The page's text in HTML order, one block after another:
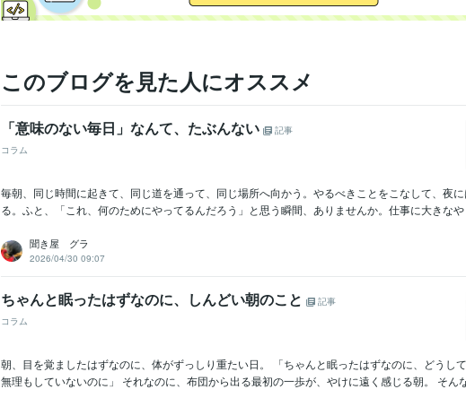
このブログを見た人にオススメ
「意味のない毎日」なんて、たぶんない
記事
コラム
毎朝、同じ時間に起きて、同じ道を通って、同じ場所へ向かう。やるべきことをこなして、夜に
る。ふと、「これ、何のためにやってるんだろう」と思う瞬間、ありませんか。仕事に大きな
聞き屋 グラ
2026/04/30 09:07
ちゃんと眠ったはずなのに、しんどい朝のこと
記事
コラム
朝、目を覚ましたはずなのに、体がずっしり重たい日。 「ちゃんと眠ったはずなのに、どうし
無理もしていないのに」 それなのに、布団から出る最初の一歩が、やけに遠く感じる朝。 そん